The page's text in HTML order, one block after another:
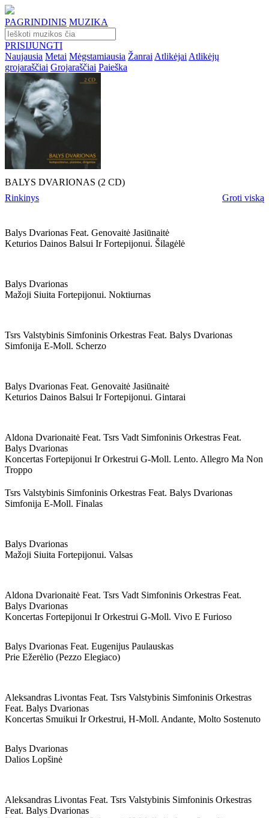
PAGRINDINIS MUZIKA
PRISIJUNGTI
Naujausia Metai Mėgstamiausia Žanrai Atlikėjai Atlikėjų
grojaraščiai Grojaraščiai Paieška
BALYS DVARIONAS (2 CD)
Rinkinys
Groti viską
Balys Dvarionas Feat. Genovaitė Jasiūnaitė
Keturios Dainos Balsui Ir Fortepijonui. Šilagėlė
Balys Dvarionas
Mažoji Siuita Fortepijonui. Noktiurnas
Tsrs Valstybinis Simfoninis Orkestras Feat. Balys Dvarionas
Simfonija E-Moll. Scherzo
Balys Dvarionas Feat. Genovaitė Jasiūnaitė
Keturios Dainos Balsui Ir Fortepijonui. Gintarai
Aldona Dvarionaitė Feat. Tsrs Vadt Simfoninis Orkestras Feat.
Balys Dvarionas
Koncertas Fortepijonui Ir Orkestrui G-Moll. Lento. Allegro Ma Non
Troppo
Tsrs Valstybinis Simfoninis Orkestras Feat. Balys Dvarionas
Simfonija E-Moll. Finalas
Balys Dvarionas
Mažoji Siuita Fortepijonui. Valsas
Aldona Dvarionaitė Feat. Tsrs Vadt Simfoninis Orkestras Feat.
Balys Dvarionas
Koncertas Fortepijonui Ir Orkestrui G-Moll. Vivo E Furioso
Balys Dvarionas Feat. Eugenijus Paulauskas
Prie Ežerėlio (pezzo Elegiaco)
Aleksandras Livontas Feat. Tsrs Valstybinis Simfoninis Orkestras
Feat. Balys Dvarionas
Koncertas Smuikui Ir Orkestrui, H-Moll. Andante, Molto Sostenuto
Balys Dvarionas
Dalios Lopšinė
Aleksandras Livontas Feat. Tsrs Valstybinis Simfoninis Orkestras
Feat. Balys Dvarionas